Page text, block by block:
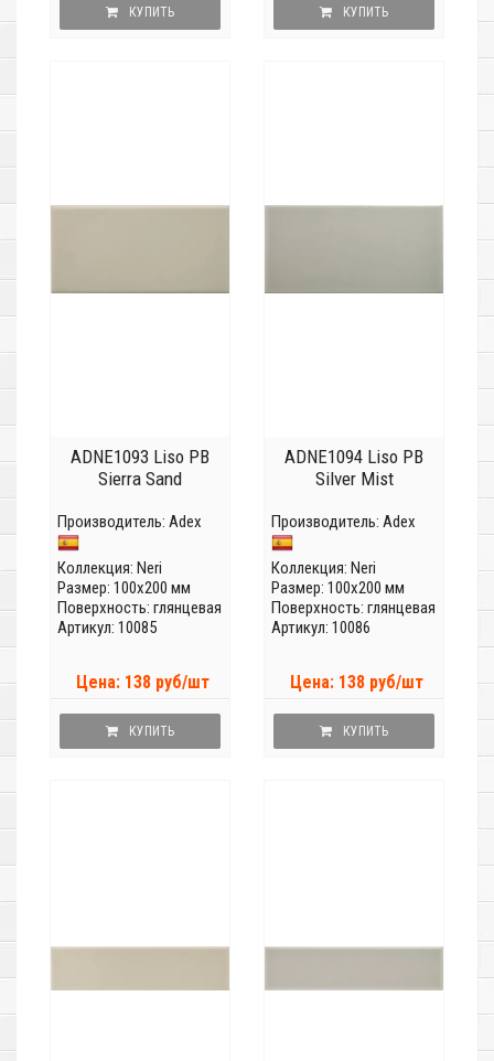
КУПИТЬ КУПИТЬ
ADNE1093 Liso PB
Sierra Sand
Производитель: Adex
Коллекция: Neri
Размер: 100x200 мм
Поверхность: глянцевая
Артикул: 10085
Цена: 138 руб/шт
КУПИТЬ
ADNE1094 Liso PB
Silver Mist
Производитель: Adex
Коллекция: Neri
Размер: 100x200 мм
Поверхность: глянцевая
Артикул: 10086
Цена: 138 руб/шт
КУПИТЬ